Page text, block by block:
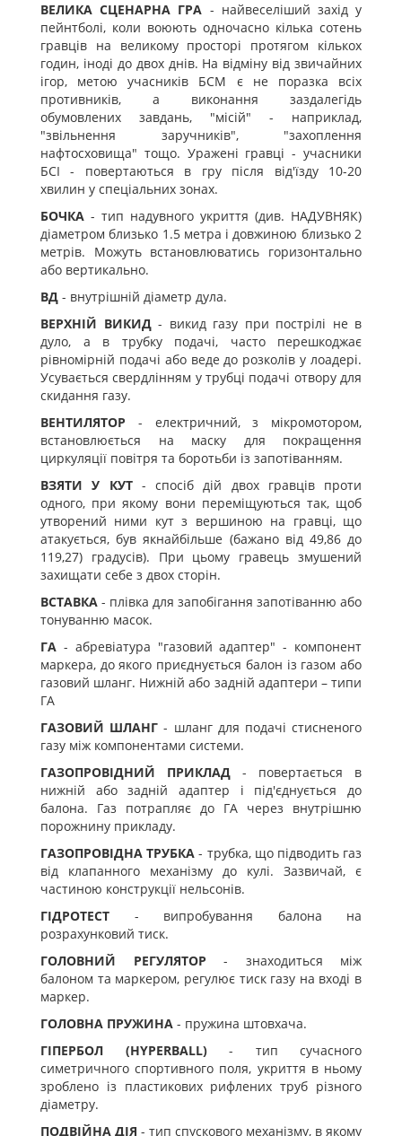
ВЕЛИКА СЦЕНАРНА ГРА - найвеселіший захід у
пейнтболі, коли воюють одночасно кілька сотень
гравців на великому просторі протягом кількох
годин, іноді до двох днів. На відміну від звичайних
ігор, метою учасників БСМ є не поразка всіх
противників, а виконання заздалегідь
обумовлених завдань, "місій" - наприклад,
"звільнення заручників", "захоплення
нафтосховища" тощо. Уражені гравці - учасники
БСІ - повертаються в гру після від'їзду 10-20
хвилин у спеціальних зонах.
БОЧКА - тип надувного укриття (див. НАДУВНЯК)
діаметром близько 1.5 метра і довжиною близько 2
метрів. Можуть встановлюватись горизонтально
або вертикально.
ВД - внутрішній діаметр дула.
ВЕРХНІЙ ВИКИД- викид газу при пострілі не в
дуло, а в трубку подачі, часто перешкоджає
рівномірній подачі або веде до розколів у лоадері.
Усувається свердлінням у трубці подачі отвору для
скидання газу.
ВЕНТИЛЯТОР - електричний, з мікромотором,
встановлюється на маску для покращення
циркуляції повітря та боротьби із запотіванням.
ВЗЯТИ У КУТ- спосіб дій двох гравців проти
одного, при якому вони переміщуються так, щоб
утворений ними кут з вершиною на гравці, що
атакується, був якнайбільше (бажано від 49,86 до
119,27) градусів). При цьому гравець змушений
захищати себе з двох сторін.
ВСТАВКА - плівка для запобігання запотіванню або
тонуванню масок.
ГА - абревіатура "газовий адаптер" - компонент
маркера, до якого приєднується балон із газом або
газовий шланг. Нижній або задній адаптери – типи
ГА
ГАЗОВИЙ ШЛАНГ - шланг для подачі стисненого
газу між компонентами системи.
ГАЗОПРОВІДНИЙ ПРИКЛАД - повертається в
нижній або задній адаптер і під'єднується до
балона. Газ потрапляє до ГА через внутрішню
порожнину прикладу.
ГАЗОПРОВІДНА ТРУБКА - трубка, що підводить газ
від клапанного механізму до кулі. Зазвичай, є
частиною конструкції нельсонів.
ГІДРОТЕСТ - випробування балона на
розрахунковий тиск.
ГОЛОВНИЙ РЕГУЛЯТОР - знаходиться між
балоном та маркером, регулює тиск газу на вході в
маркер.
ГОЛОВНА ПРУЖИНА - пружина штовхача.
ГІПЕРБОЛ (HYPERBALL)- тип сучасного
симетричного спортивного поля, укриття в ньому
зроблено із пластикових рифлених труб різного
діаметру.
ПОДВІЙНА ДІЯ - тип спускового механізму, в якому